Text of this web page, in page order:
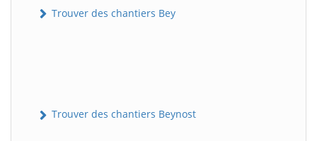
Trouver des chantiers Bey
Trouver des chantiers Beynost